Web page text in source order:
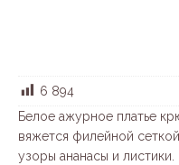
6 894
Белое ажурное платье
вяжется филейной
узоры ананасы и